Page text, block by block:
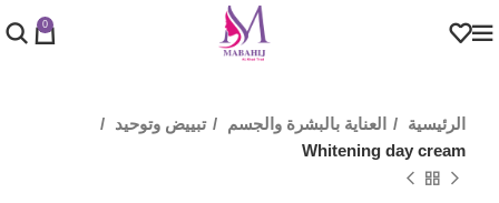
0
الرئيسية العناية بالبشرة والجسم
تبييض وتوحيد
Whitening day cream